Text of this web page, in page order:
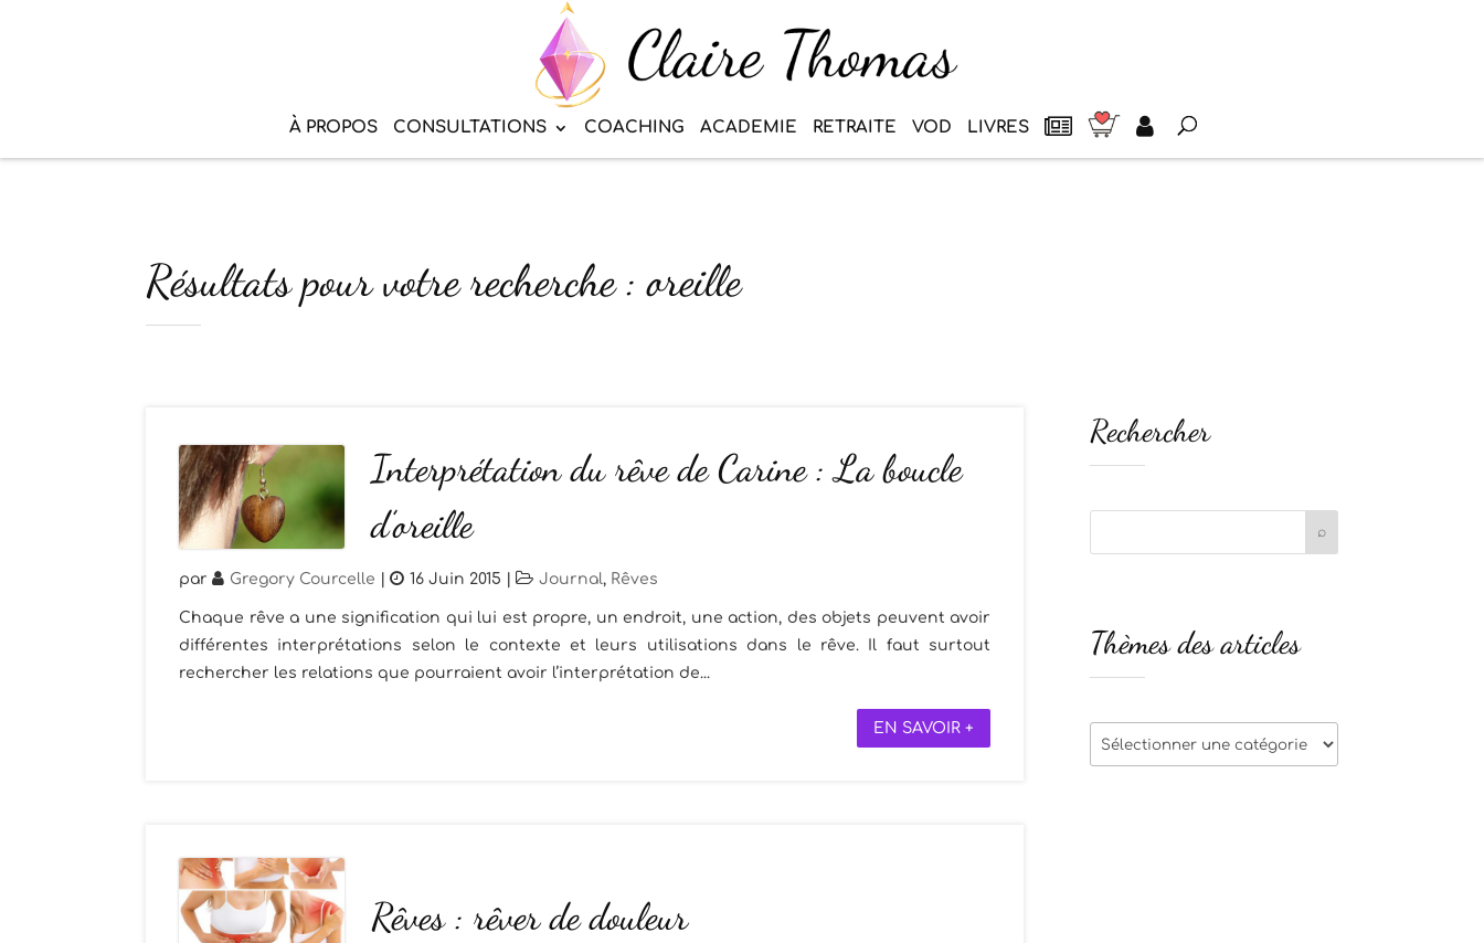
À PROPOS CONSULTATIONS COACHING ACADEMIE RETRAITE VOD LIVRES
Résultats pour votre recherche : oreille
Interprétation du rêve de Carine : La boucle
d’oreille
par Gregory Courcelle | 16 Juin 2015 | Journal, Rêves
Chaque rêve a une signification qui lui est propre, un endroit, une action, des objets peuvent avoir
différentes interprétations selon le contexte et leurs utilisations dans le rêve. Il faut surtout
rechercher les relations que pourraient avoir l’interprétation de...
EN SAVOIR +
Rêves : rêver de douleur
Rechercher
Thèmes des articles
Thèmes
des